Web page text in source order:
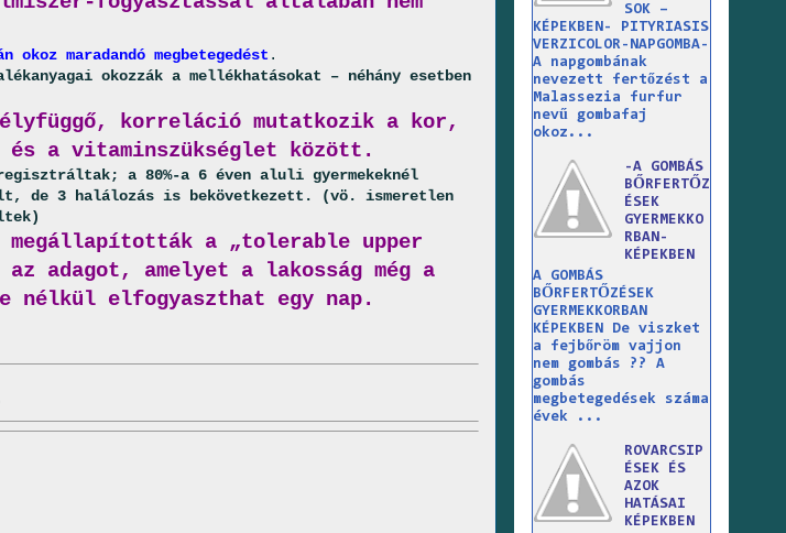
maradandó megbetegedést .
okozzák a mellékhatásokat – néhány esetben
korreláció mutatkozik a kor,
és a vitaminszükséglet között.
a 80%-a 6 éven aluli gyermekeknél
de 3 halálozás is bekövetkezett. (vö. ismeretlen
megállapították a „tolerable upper
adagot, amelyet a lakosság még a
nélkül elfogyaszthat egy nap.
SOK –
KÉPEKBEN- PITYRIASIS
VERZICOLOR-NAPGOMBA-
A napgombának
nevezett fertőzést a
Malassezia furfur
nevű gombafaj
okoz...
-A GOMBÁS
BŐRFERTŐZ
ÉSEK
GYERMEKKO
RBAN-
KÉPEKBEN
A GOMBÁS
BŐRFERTŐZÉSEK
GYERMEKKORBAN
KÉPEKBEN De viszket
a fejbőröm vajjon
nem gombás ?? A
gombás
megbetegedések száma
évek ...
ROVARCSIP
ÉSEK ÉS
AZOK
HATÁSAI
KÉPEKBEN